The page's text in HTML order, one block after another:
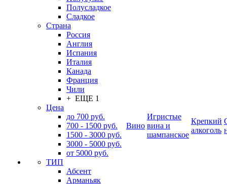
Полусладкое
Сладкое
Страна
Россия
Англия
Испания
Италия
Канада
Франция
Чили
+ ЕЩЕ 1
Цена
до 700 руб.
700 - 1500 руб.
1500 - 3000 руб.
3000 - 5000 руб.
от 5000 руб.
ТИП
Абсент
Арманьяк
Вино
Игристые
вина и
шампанское
Крепкий
алкоголь